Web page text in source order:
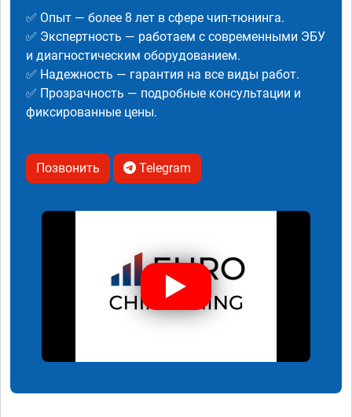
✅ Опыт — более 8 лет в сфере чип-тюнинга.
✅ Экспертность — работаем с современными ЭБУ
и диагностическим оборудованием.
✅ Надежность — гарантия на все виды работ.
✅ Прозрачность — подробные консультации и
фиксированные цены.
Позвонить Telegram